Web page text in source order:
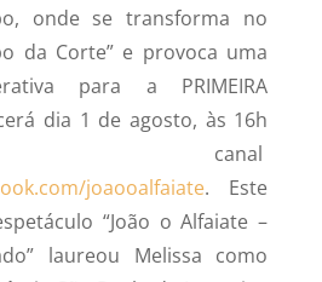
onde se transforma no
da Corte” e provoca uma
para a PRIMEIRA
dia 1 de agosto, às 16h
canal
joaooalfaiate. Este
“João o Alfaiate –
laureou Melissa como